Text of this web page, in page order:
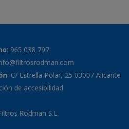
: 965 038 797
: C/ Estrella Polar, 25 03007 Alicante
de accesibilidad
Rodman S.L.